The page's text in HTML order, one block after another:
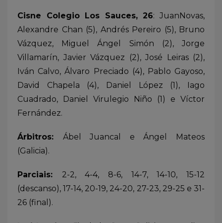
Cisne Colegio Los Sauces, 26: JuanNovas,
Alexandre Chan (5), Andrés Pereiro (5), Bruno
Vázquez, Miguel Ángel Simón (2), Jorge
Villamarín, Javier Vázquez (2), José Leiras (2),
Iván Calvo, Álvaro Preciado (4), Pablo Gayoso,
David Chapela (4), Daniel López (1), Iago
Cuadrado, Daniel Virulegio Niño (1) e Víctor
Fernández.
Árbitros: Ábel Juancal e Ángel Mateos
(Galicia).
Parciais: 2-2, 4-4, 8-6, 14-7, 14-10, 15-12
(descanso), 17-14, 20-19, 24-20, 27-23, 29-25 e 31-
26 (final).